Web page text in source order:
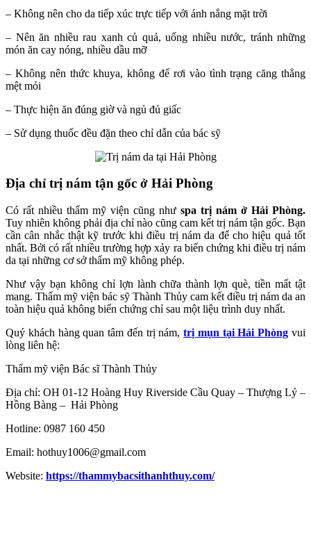
– Không nên cho da tiếp xúc trực tiếp với ánh nắng mặt trời
– Nên ăn nhiều rau xanh củ quả, uống nhiều nước, tránh những
món ăn cay nóng, nhiều dầu mỡ
– Không nên thức khuya, không để rơi vào tình trạng căng thẳng
mệt mỏi
– Thực hiện ăn đúng giờ và ngủ đủ giấc
– Sử dụng thuốc đều đặn theo chỉ dẫn của bác sỹ
Địa chỉ trị nám tận gốc ở Hải Phòng
Có rất nhiều thẩm mỹ viện cũng như spa trị nám ở Hải Phòng.
Tuy nhiên không phải địa chỉ nào cũng cam kết trị nám tận gốc. Bạn
cần cân nhắc thật kỹ trước khi điều trị nám da để cho hiệu quả tốt
nhất. Bởi có rất nhiều trường hợp xảy ra biến chứng khi điều trị nám
da tại những cơ sở thẩm mỹ không phép.
Như vậy bạn không chỉ lợn lành chữa thành lợn què, tiền mất tật
mang. Thẩm mỹ viện bác sỹ Thành Thủy cam kết điều trị nám da an
toàn hiệu quả không biến chứng chỉ sau một liệu trình duy nhất.
Quý khách hàng quan tâm đến trị nám,trị mụn tại Hải Phòng vui
lòng liên hệ:
Thẩm mỹ viện Bác sĩ Thành Thủy
Địa chỉ: OH 01-12 Hoàng Huy Riverside Cầu Quay – Thượng Lý –
Hồng Bàng – Hải Phòng
Hotline: 0987 160 450
Email: hothuy1006@gmail.com
Website: https://thammybacsithanhthuy.com/